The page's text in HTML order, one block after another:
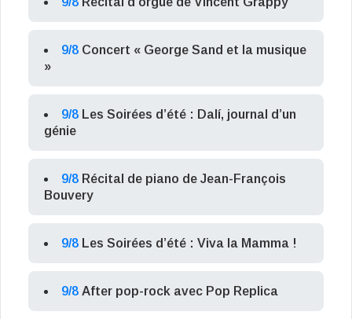
9/8 Concert « George Sand et la musique
»
9/8 Les Soirées d’été : Dalí, journal d’un
génie
9/8 Récital de piano de Jean-François
Bouvery
9/8 Les Soirées d’été : Viva la Mamma !
9/8 After pop-rock avec Pop Replica